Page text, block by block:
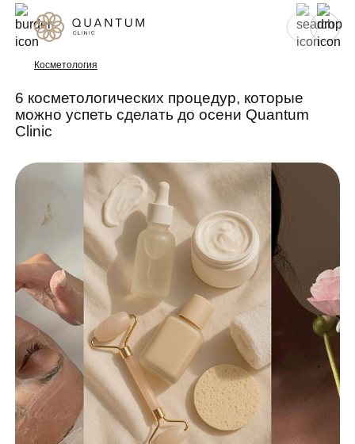
Для женщин
Услуги
Консультативный приём
Инъекционная косметология
Аппаратная косметология
Эстетическая косметология
Эндокринология
Гинекология
УЗИ
Лазерная эпиляция
Массаж и обёртывание
Проблемы
До/после
Специалисты
Спецпредложения
Сертификаты
Программа лояльности
QC Магазин
Косметология
6 косметологических процедур, которые
можно успеть сделать до осени Quantum
Clinic